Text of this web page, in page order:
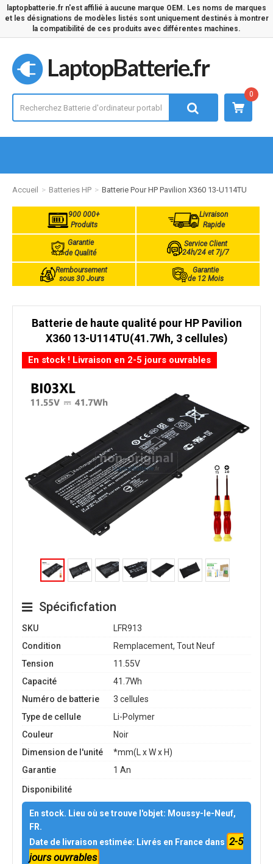
laptopbatterie.fr n'est affilié à aucune marque OEM. Les noms de marques
et les désignations de modèles listés sont uniquement destinés à montrer
la compatibilité de ces produits avec différentes machines.
LaptopBatterie.fr
0
Accueil Batteries HP Batterie Pour HP Pavilion X360 13-U114TU
900 000+
Produits
Livraison
Rapide
Garantie
de Qualité
Service Client
24h/24 et 7j/7
Remboursement
sous 30 Jours
Garantie
de 12 Mois
Batterie de haute qualité pour HP Pavilion
X360 13-U114TU(41.7Wh, 3 cellules)
En stock ! Livraison en 2-5 jours ouvrables
Spécificfation
SKU
LFR913
Condition
Remplacement, Tout Neuf
Tension
11.55V
Capacité
41.7Wh
Numéro de batterie
3 cellules
Type de cellule
Li-Polymer
Couleur
Noir
Dimension de l'unité
*mm(L x W x H)
Garantie
1 An
Disponibilité
En stock. Lieu où se trouve l'objet: Moussy-le-Neuf,
FR.
Date de livraison estimée: Livrés en France dans 2-5
jours ouvrables